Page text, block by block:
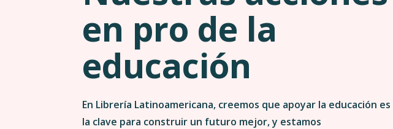
en pro de la
educación
En Librería Latinoamericana, creemos que apoyar la educación es
la clave para construir un futuro mejor, y estamos